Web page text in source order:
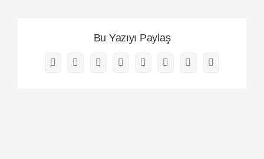
Bu Yazıyı Paylaş
FacebookTwitterRedditLinkedInWhatsAppPinterest
Vk
E-